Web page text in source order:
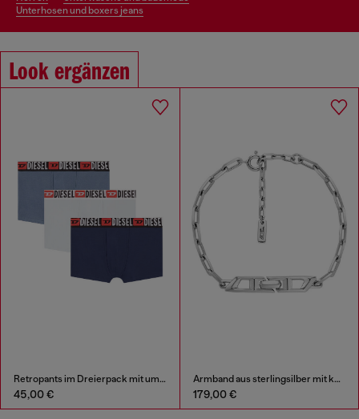
unterhosen und boxers jeans
Look ergänzen
Retropants im Dreierpack mit umlaufendem Logo am Bund
45,00 €
Armband aus sterlingsilber mit kette
179,00 €